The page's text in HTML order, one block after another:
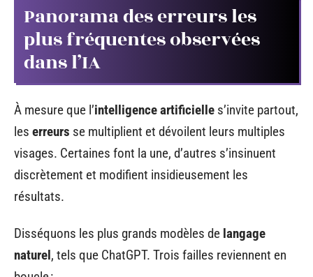
Panorama des erreurs les
plus fréquentes observées
dans l’IA
À mesure que l’intelligence artificielle s’invite partout,
les erreurs se multiplient et dévoilent leurs multiples
visages. Certaines font la une, d’autres s’insinuent
discrètement et modifient insidieusement les
résultats.
Disséquons les plus grands modèles de langage
naturel, tels que ChatGPT. Trois failles reviennent en